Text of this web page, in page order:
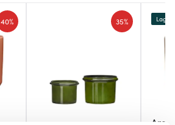
40% 35%